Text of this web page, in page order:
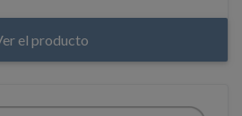
el producto